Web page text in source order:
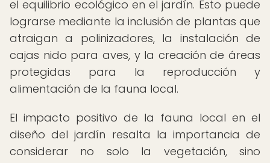
el equilibrio ecológico en el jardín. Esto puede
lograrse mediante la inclusión de plantas que
atraigan a polinizadores, la instalación de
cajas nido para aves, y la creación de áreas
protegidas para la reproducción y
alimentación de la fauna local.
El impacto positivo de la fauna local en el
diseño del jardín resalta la importancia de
considerar no solo la vegetación, sino